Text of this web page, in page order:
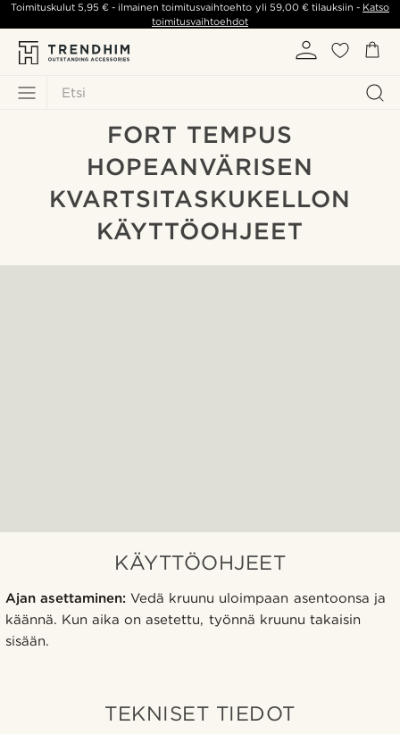
Etsi
Toimituskulut5,95 € - ilmainen toimitusvaihtoehto yli 59,00 €tilauksiin - Katso
toimitusvaihtoehdot
FORT TEMPUS
HOPEANVÄRISEN
KVARTSITASKUKELLON
KÄYTTÖOHJEET
KÄYTTÖOHJEET
Ajan asettaminen: Vedä kruunu uloimpaan asentoonsa ja
käännä. Kun aika on asetettu, työnnä kruunu takaisin
sisään.
TEKNISET TIEDOT